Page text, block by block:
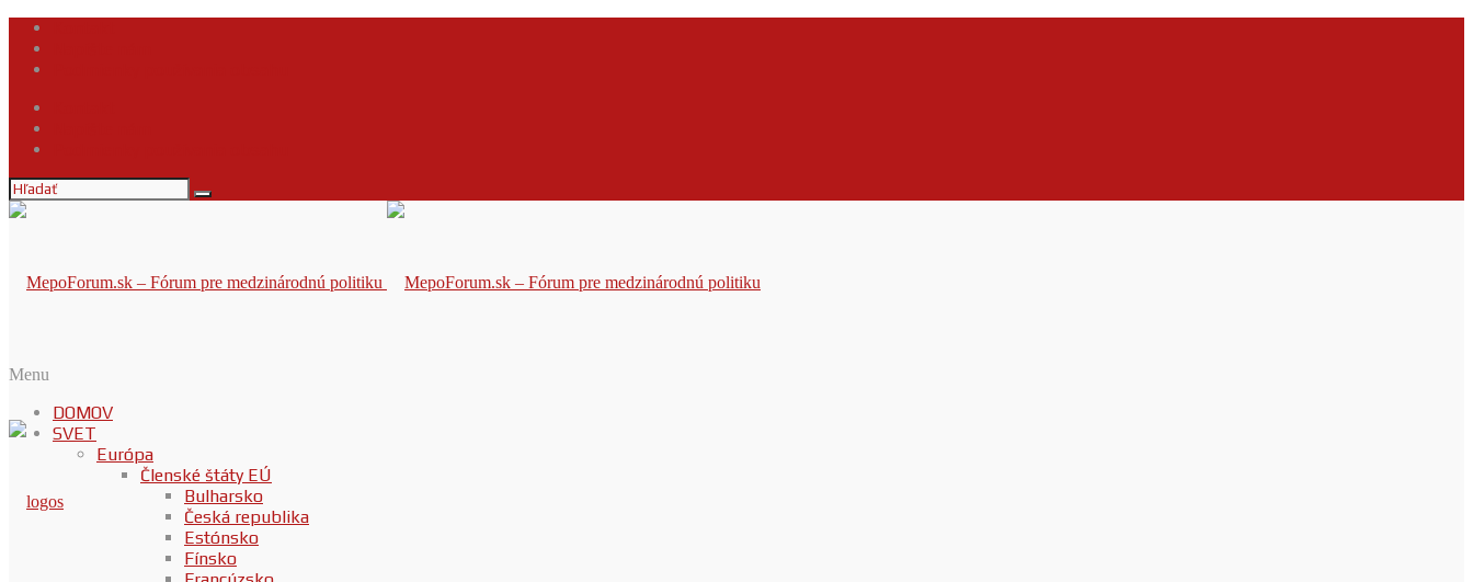
Menu
DOMOV
SVET
Európa
Členské štáty EÚ
Bulharsko
Česká republika
Estónsko
Fínsko